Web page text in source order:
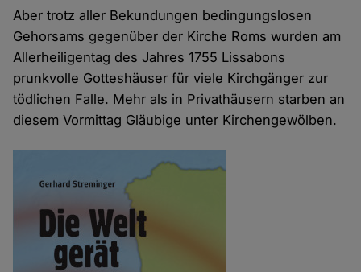
Aber trotz aller Bekundungen bedingungslosen
Gehorsams gegenüber der Kirche Roms wurden am
Allerheiligentag des Jahres 1755 Lissabons
prunkvolle Gotteshäuser für viele Kirchgänger zur
tödlichen Falle. Mehr als in Privathäusern starben an
diesem Vormittag Gläubige unter Kirchengewölben.